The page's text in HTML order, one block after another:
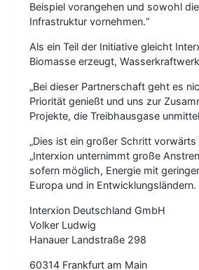
Beispiel vorangehen und sowohl
Infrastruktur vornehmen.“
Als ein Teil der Initiative gleicht
Biomasse erzeugt,
„Bei dieser Partnerschaft geht es
Priorität genießt und uns zur
Projekte, die Treibhausgase
„Dies ist ein großer Schritt
„Interxion unternimmt große
sofern möglich, Energie mit
Europa und in
Interxion Deutschland GmbH
Volker Ludwig
Hanauer Landstraße 298
60314 Frankfurt am Main